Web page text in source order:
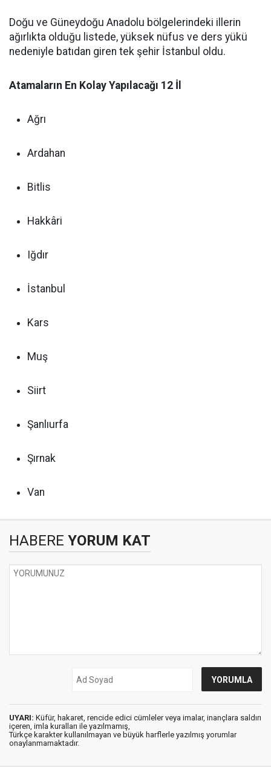
Doğu ve Güneydoğu Anadolu bölgelerindeki illerin
ağırlıkta olduğu listede, yüksek nüfus ve ders yükü
nedeniyle batıdan giren tek şehir İstanbul oldu.
Atamaların En Kolay Yapılacağı 12 İl
Ağrı
Ardahan
Bitlis
Hakkâri
Iğdır
İstanbul
Kars
Muş
Siirt
Şanlıurfa
Şırnak
Van
HABERE YORUM KAT
UYARI: Küfür, hakaret, rencide edici cümleler veya imalar, inançlara saldırı
içeren, imla kuralları ile yazılmamış,
Türkçe karakter kullanılmayan ve büyük harflerle yazılmış yorumlar
onaylanmamaktadır.